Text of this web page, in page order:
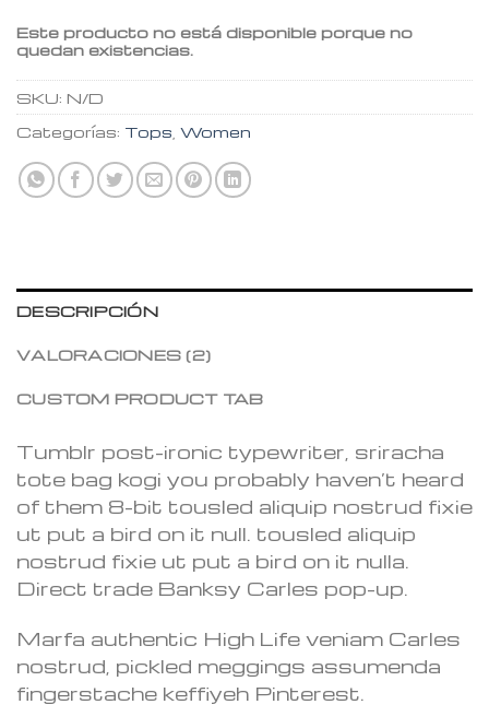
Este producto no está disponible porque no
quedan existencias.
SKU: N/D
Categorías: Tops Women
DESCRIPCIÓN
VALORACIONES (2)
CUSTOM PRODUCT TAB
Tumblr post-ironic typewriter, sriracha
tote bag kogi you probably haven’t heard
of them 8-bit tousled aliquip nostrud fixie
ut put a bird on it null. tousled aliquip
nostrud fixie ut put a bird on it nulla.
Direct trade Banksy Carles pop-up.
Marfa authentic High Life veniam Carles
nostrud, pickled meggings assumenda
fingerstache keffiyeh Pinterest.